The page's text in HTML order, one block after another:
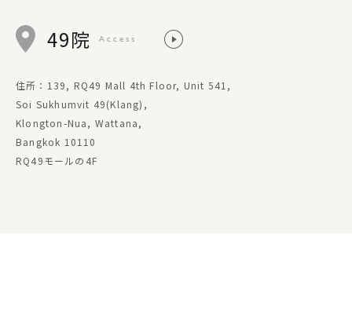
49院 Access
住所：139, RQ49 Mall 4th Floor, Unit 541,
Soi Sukhumvit 49(Klang),
Klongton-Nua, Wattana,
Bangkok 10110
RQ49モールの4F